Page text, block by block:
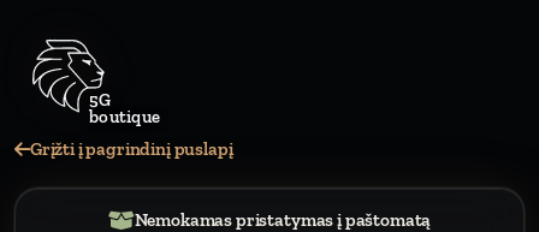
Grįžti į pagrindinį puslapį
Nemokamas pristatymas į paštomatą